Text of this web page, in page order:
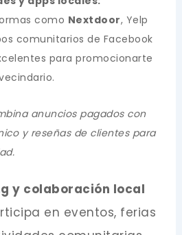
como Nextdoor, Yelp
comunitarios de Facebook
para promocionarte
anuncios pagados con
y reseñas de clientes para
y colaboración local
en eventos, ferias